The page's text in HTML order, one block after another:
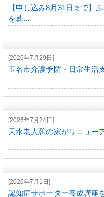
【申し込み8月31日まで】
を募...
[2026年7月29日]
玉名市介護予防・日常生活
[2026年7月24日]
天水老人憩の家がリニュー
[2026年7月1日]
認知症サポーター養成講座